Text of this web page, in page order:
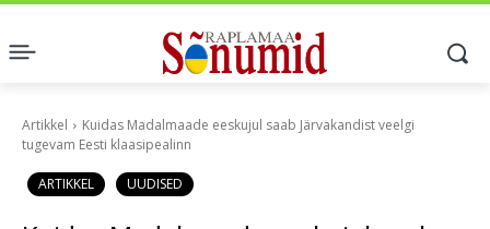
Artikkel
Kuidas Madalmaade eeskujul saab Järvakandist veelgi
tugevam Eesti klaasipealinn
ARTIKKEL UUDISED